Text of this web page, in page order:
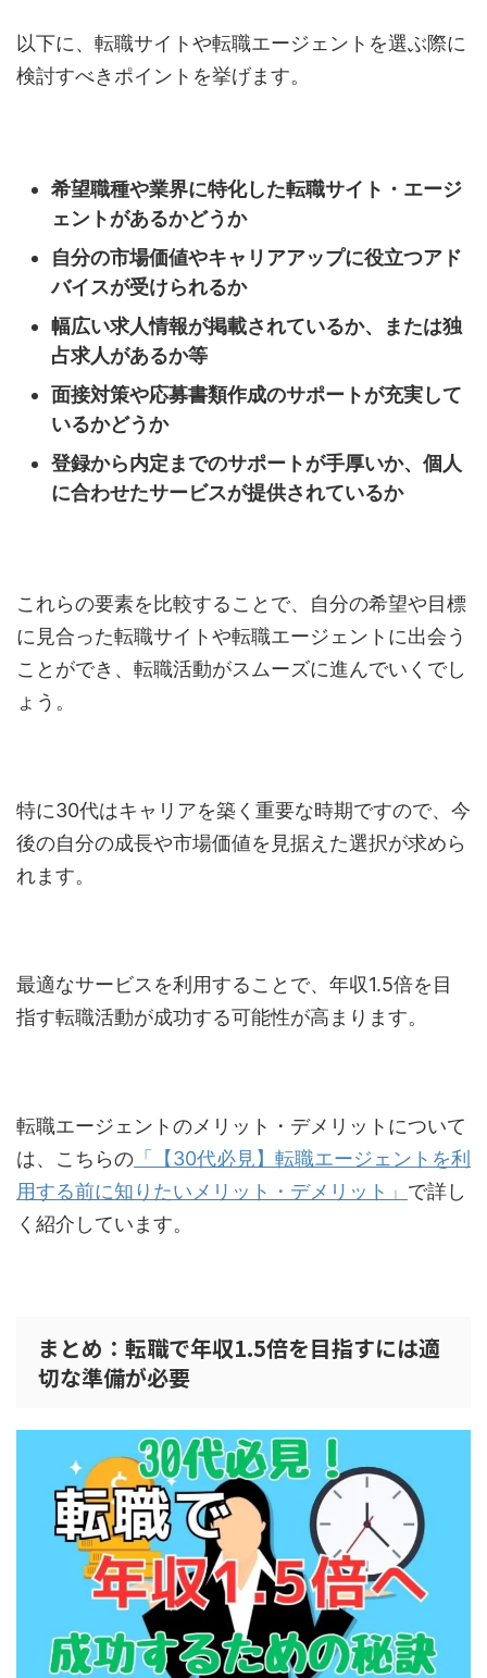
以下に、転職サイトや転職エージェントを選ぶ際に
検討すべきポイントを挙げます。
希望職種や業界に特化した転職サイト・エージ
ェントがあるかどうか
自分の市場価値やキャリアアップに役立つアド
バイスが受けられるか
幅広い求人情報が掲載されているか、または独
占求人があるか等
面接対策や応募書類作成のサポートが充実して
いるかどうか
登録から内定までのサポートが手厚いか、個人
に合わせたサービスが提供されているか
これらの要素を比較することで、自分の希望や目標
に見合った転職サイトや転職エージェントに出会う
ことができ、転職活動がスムーズに進んでいくでし
ょう。
特に30代はキャリアを築く重要な時期ですので、今
後の自分の成長や市場価値を見据えた選択が求めら
れます。
最適なサービスを利用することで、年収1.5倍を目
指す転職活動が成功する可能性が高まります。
転職エージェントのメリット・デメリットについて
は、こちらの 「【30代必見】転職エージェントを利
用する前に知りたいメリット・デメリット」 で詳し
く紹介しています。
まとめ：転職で年収1.5倍を目指すには適
切な準備が必要